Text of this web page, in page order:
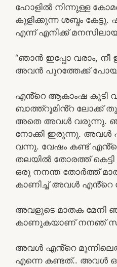
ഹോളിൽ നിന്നുള്ള
കുളിക്കുന്ന ശബ്ദം
എന്ന് എനിക്ക്
“ഞാൻ ഇപ്പോ വരാം, നീ
അവൻ പുറത്തേക്ക്
എൻ്റെ ആകാംഷ കൂടി
ബാത്ത്റൂമിൻ്റ ലോക്ക്
അതെ അവൾ വരുന്നു.
നോക്കി ഇരുന്നു. അവൾ
വന്നു. വേഷം കണ്ട്
തലയിൽ തോരത്ത് കെട്ടി
ഒരു നനന്ത തോർത്ത്
കാണിച്ച് അവൾ എൻ്റെ
അവളുടെ മാതക മേനി
കാണുകയാണ് നനഞ്
അവൾ എൻ്റെ
എന്നെ കണ്ടത്.. അവൾ